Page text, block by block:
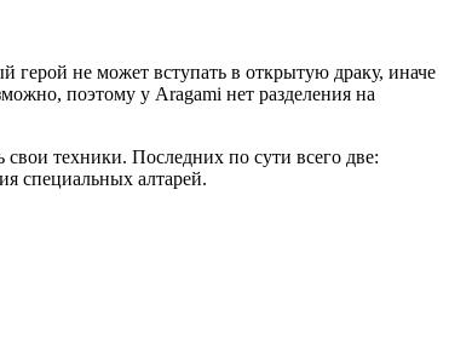
герой не может вступать в открытую драку, иначе
поэтому у Aragami нет разделения на
техники. Последних по сути всего две:
специальных алтарей.